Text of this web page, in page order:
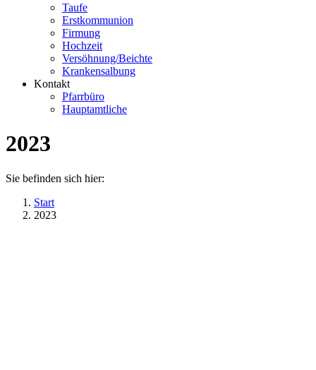
Taufe
Erstkommunion
Firmung
Hochzeit
Versöhnung/Beichte
Krankensalbung
Kontakt
Pfarrbüro
Hauptamtliche
2023
Sie befinden sich hier:
Start
2023